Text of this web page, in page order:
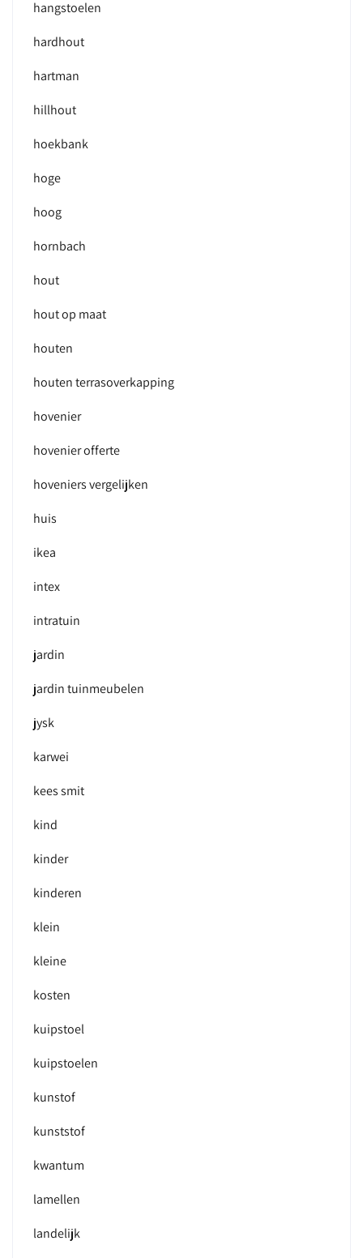
hangstoelen
hardhout
hartman
hillhout
hoekbank
hoge
hoog
hornbach
hout
hout op maat
houten
houten terrasoverkapping
hovenier
hovenier offerte
hoveniers vergelijken
huis
ikea
intex
intratuin
jardin
jardin tuinmeubelen
jysk
karwei
kees smit
kind
kinder
kinderen
klein
kleine
kosten
kuipstoel
kuipstoelen
kunstof
kunststof
kwantum
lamellen
landelijk